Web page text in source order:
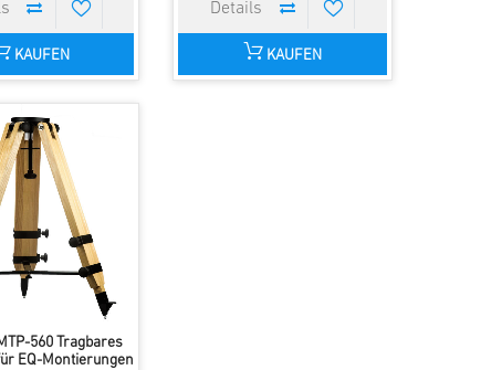
KAUFEN KAUFEN
560 Tragbares
EQ-Montierungen